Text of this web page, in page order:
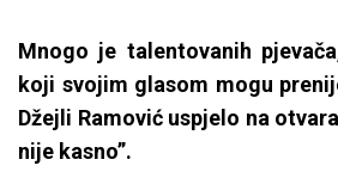
Mnogo je talentovanih
koji svojim glasom mogu
Džejli Ramović uspjelo na
nije kasno”.